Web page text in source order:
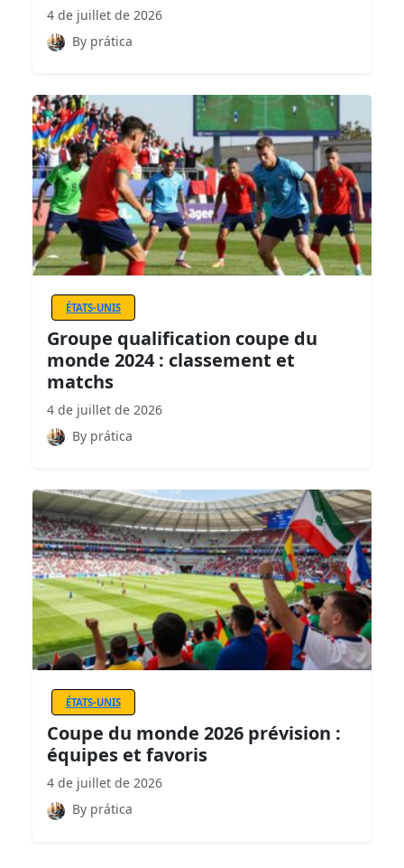
4 de juillet de 2026
By prática
ÉTATS-UNIS
Groupe qualification coupe du
monde 2024 : classement et
matchs
4 de juillet de 2026
By prática
ÉTATS-UNIS
Coupe du monde 2026 prévision :
équipes et favoris
4 de juillet de 2026
By prática